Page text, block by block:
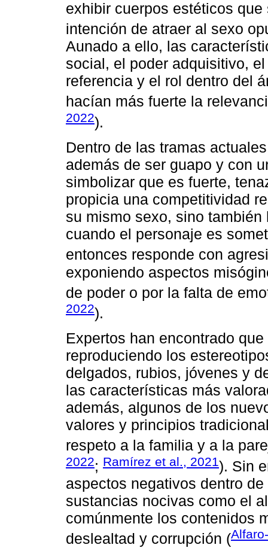
exhibir cuerpos estéticos
intención de atraer al sexo
Aunado a ello, las
social, el poder adquisitivo,
referencia y el rol dentro del
hacían más fuerte la
2022).
Dentro de las tramas
además de ser guapo y con
simbolizar que es fuerte,
propicia una competitividad
su mismo sexo, sino
cuando el personaje es
entonces responde con
exponiendo aspectos
de poder o por la falta de
2022).
Expertos han encontrado
reproduciendo los
delgados, rubios, jóvenes y
las características más
además, algunos de los
valores y principios
respeto a la familia y a la
2022; Ramírez et al., 2021). Sin
aspectos negativos dentro
sustancias nocivas como el
comúnmente los contenidos
deslealtad y corrupción (